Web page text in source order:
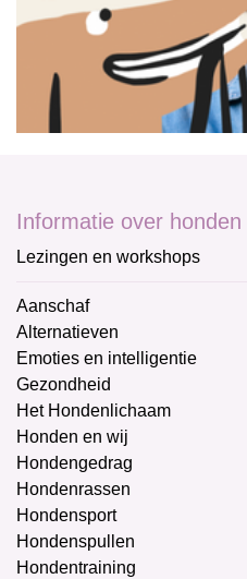
Informatie over honden
Lezingen en workshops
Aanschaf
Alternatieven
Emoties en intelligentie
Gezondheid
Het Hondenlichaam
Honden en wij
Hondengedrag
Hondenrassen
Hondensport
Hondenspullen
Hondentraining